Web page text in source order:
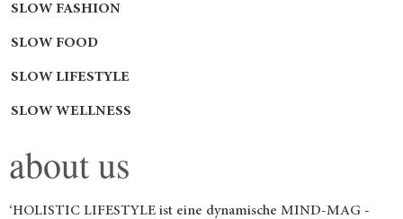
SLOW FASHION
SLOW FOOD
SLOW LIFESTYLE
SLOW WELLNESS
about us
‘HOLISTIC LIFESTYLE ist eine dynamische MIND-MAG -